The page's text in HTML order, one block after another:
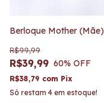
Berloque Mother (Mãe)
R$39,99
R$99,99
60% OFF
R$38,79 com Pix
Só restam 4 em estoque!